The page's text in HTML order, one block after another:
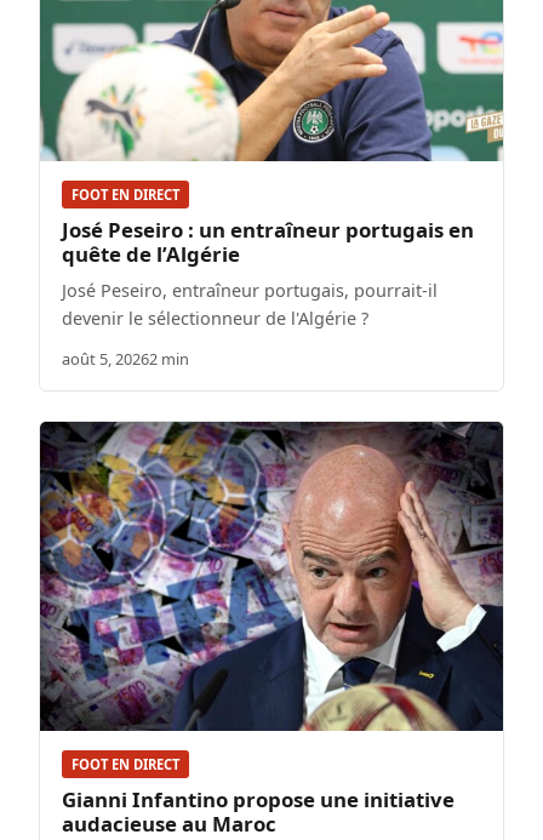
FOOT EN DIRECT
José Peseiro : un entraîneur portugais en
quête de l’Algérie
José Peseiro, entraîneur portugais, pourrait-il
devenir le sélectionneur de l'Algérie ?
août 5, 20262 min
FOOT EN DIRECT
Gianni Infantino propose une initiative
audacieuse au Maroc